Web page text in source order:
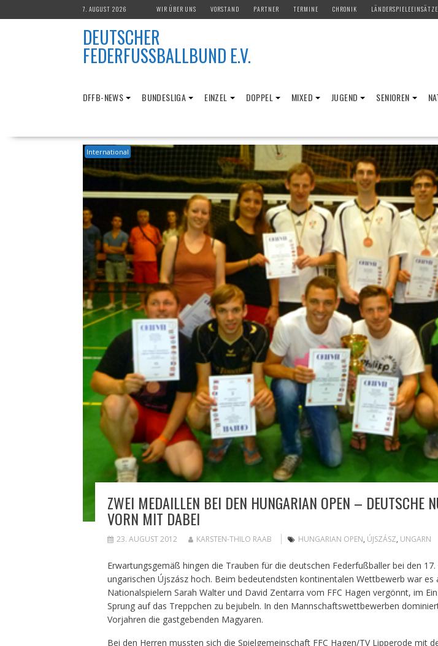
to
7. AUGUST 2026 WIR ÜBER UNS VORSTAND PARTNER TERMINE CHRONIK LÄNDERSPIELEEINSÄTZE
DEUTSCHER
FEDERFUSSBALLBUND E.V.
DFFB-NEWS BUNDESLIGA EINZEL DOPPEL MIXED JUGEND SENIOREN
International
ZWEI MEDAILLEN BEI DEN HUNGARIAN OPEN – DEUTSCHE
VORN MIT DABEI
23. AUGUST 2012 KARSTEN-THILO RAAB HUNGARIAN OPEN, ÚJSZÁSZ, UNGARN
Erwartungsgemäß hingen die Trauben für die deutschen Federfußballer bei den
ungarischen Újszász hoch. Beim bedeutendsten kontinentalen Wettbewerb war es
Nationalspielern Sarah Walter und David Zentarra vom FFC Hagen vergönnt, im
Sprung auf das Treppchen zu bejubeln. In den Mannschaftswettbewerben
Vorjahren die gastgebenden Magyaren.
Bei den Herren mussten sich die Spielgemeinschaft FFC Hagen/TV Lipperode mit